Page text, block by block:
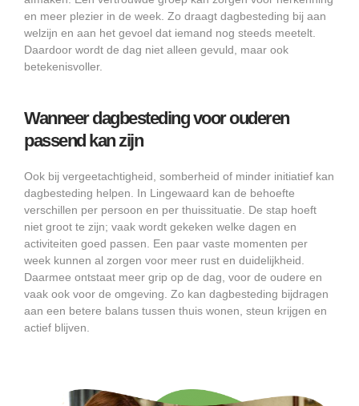
en meer plezier in de week. Zo draagt dagbesteding bij aan
welzijn en aan het gevoel dat iemand nog steeds meetelt.
Daardoor wordt de dag niet alleen gevuld, maar ook
betekenisvoller.
Wanneer dagbesteding voor ouderen
passend kan zijn
Ook bij vergeetachtigheid, somberheid of minder initiatief kan
dagbesteding helpen. In Lingewaard kan de behoefte
verschillen per persoon en per thuissituatie. De stap hoeft
niet groot te zijn; vaak wordt gekeken welke dagen en
activiteiten goed passen. Een paar vaste momenten per
week kunnen al zorgen voor meer rust en duidelijkheid.
Daarmee ontstaat meer grip op de dag, voor de oudere en
vaak ook voor de omgeving. Zo kan dagbesteding bijdragen
aan een betere balans tussen thuis wonen, steun krijgen en
actief blijven.